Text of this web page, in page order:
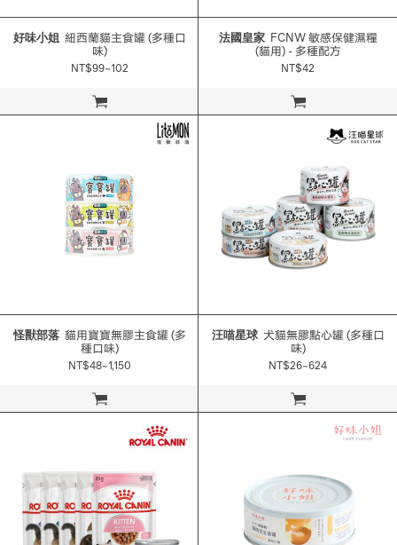
立即購買
好味小姐紐西蘭貓主食罐 (多種口
味)
NT$99~102
立即購買
法國皇家FCNW 敏感保健濕糧
(貓用) - 多種配方
NT$42
立即購買
怪獸部落貓用寶寶無膠主食罐 (多
種口味)
NT$48~1,150
立即購買
汪喵星球犬貓無膠點心罐 (多種口
味)
NT$26~624